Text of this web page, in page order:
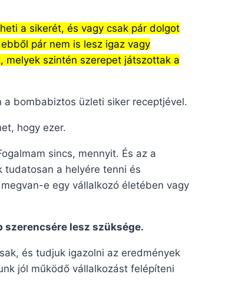
a sikerét, és vagy csak pár dolgot
pár nem is lesz igaz vagy
melyek szintén szerepet játszottak a
bombabiztos üzleti siker receptjével.
hogy ezer.
sincs, mennyit. És az a
tudatosan a helyére tenni és
e egy vállalkozó életében vagy
szerencsére lesz szüksége.
és tudjuk igazolni az eredmények
jól működő vállalkozást felépíteni